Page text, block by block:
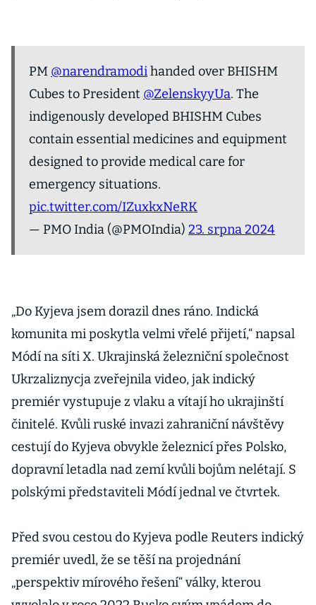
PM @narendramodihanded over BHISHM
Cubes to President @ZelenskyyUa. The
indigenously developed BHISHM Cubes
contain essential medicines and equipment
designed to provide medical care for
emergency situations.
pic.twitter.com/IZuxkxNeRK
— PMO India (@PMOIndia) 23. srpna 2024
„Do Kyjeva jsem dorazil dnes ráno. Indická
komunita mi poskytla velmi vřelé přijetí,“ napsal
Módí na síti X. Ukrajinská železniční společnost
Ukrzaliznycja zveřejnila video, jak indický
premiér vystupuje z vlaku a vítají ho ukrajinští
činitelé. Kvůli ruské invazi zahraniční návštěvy
cestují do Kyjeva obvykle železnicí přes Polsko,
dopravní letadla nad zemí kvůli bojům nelétají. S
polskými představiteli Módí jednal ve čtvrtek.
Před svou cestou do Kyjeva podle Reuters indický
premiér uvedl, že se těší na projednání
„perspektiv mírového řešení“ války, kterou